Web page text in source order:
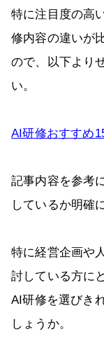
特に注目度の高
修内容の違いが
ので、以下より
い。
AI研修おすすめ
記事内容を参考
しているか明確
特に経営企画や
討している方に
AI研修を選びき
しょうか。